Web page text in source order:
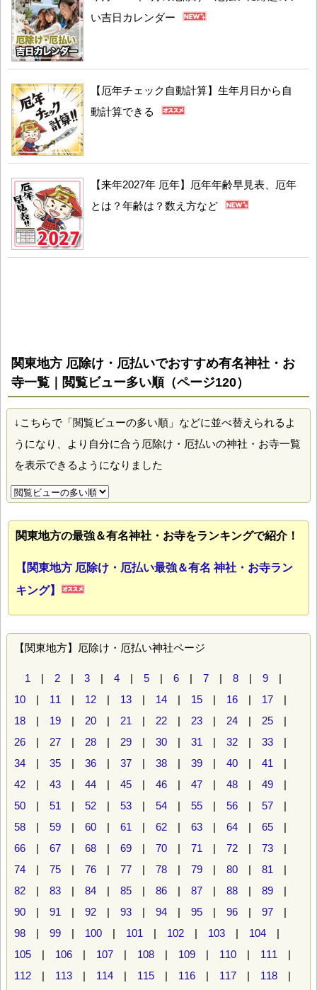
い吉日カレンダー
【厄年チェック自動計算】生年月日から自
動計算できる
【来年2027年 厄年】厄年年齢早見表、厄年
とは？年齢は？数え方など
関東地方 厄除け・厄払いでおすすめ有名神社・お
寺一覧｜閲覧ビュー多い順（ページ120）
↓こちらで「閲覧ビューの多い順」などに並べ替えられるよ
うになり、より自分に合う厄除け・厄払いの神社・お寺一覧
を表示できるようになりました
関東地方の最強＆有名神社・お寺をランキングで紹介！
【関東地方 厄除け・厄払い最強＆有名 神社・お寺ラン
キング】
【関東地方】厄除け・厄払い神社ページ
1 | 2 | 3 | 4 | 5 | 6 | 7 | 8 | 9 |
10 | 11 | 12 | 13 | 14 | 15 | 16 | 17 |
18 | 19 | 20 | 21 | 22 | 23 | 24 | 25 |
26 | 27 | 28 | 29 | 30 | 31 | 32 | 33 |
34 | 35 | 36 | 37 | 38 | 39 | 40 | 41 |
42 | 43 | 44 | 45 | 46 | 47 | 48 | 49 |
50 | 51 | 52 | 53 | 54 | 55 | 56 | 57 |
58 | 59 | 60 | 61 | 62 | 63 | 64 | 65 |
66 | 67 | 68 | 69 | 70 | 71 | 72 | 73 |
74 | 75 | 76 | 77 | 78 | 79 | 80 | 81 |
82 | 83 | 84 | 85 | 86 | 87 | 88 | 89 |
90 | 91 | 92 | 93 | 94 | 95 | 96 | 97 |
98 | 99 | 100 | 101 | 102 | 103 | 104 |
105 | 106 | 107 | 108 | 109 | 110 | 111 |
112 | 113 | 114 | 115 | 116 | 117 | 118 |